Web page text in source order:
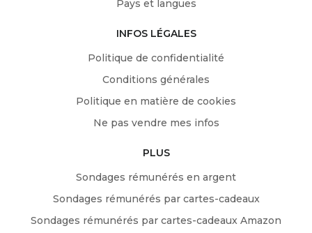
Pays et langues
INFOS LÉGALES
Politique de confidentialité
Conditions générales
Politique en matière de cookies
Ne pas vendre mes infos
PLUS
Sondages rémunérés en argent
Sondages rémunérés par cartes-cadeaux
Sondages rémunérés par cartes-cadeaux Amazon